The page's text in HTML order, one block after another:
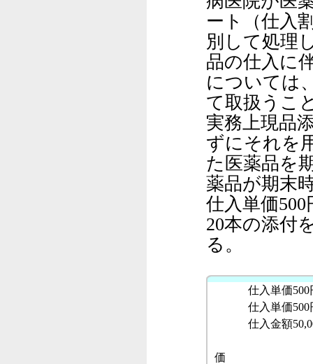
ート（仕入
別して処理
品の仕入に
については
て取扱うこ
実務上現品
ずにそれを
た医薬品を
薬品が期末
仕入単価
20本の添付
る。
仕入単価500円
仕入単価500円
仕入金額50,000
価